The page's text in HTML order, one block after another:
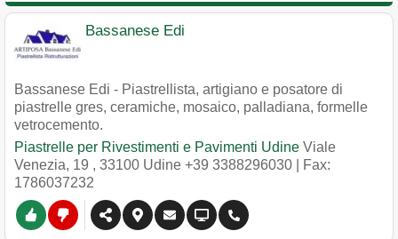
Bassanese Edi
Bassanese Edi - Piastrellista, artigiano e posatore di
piastrelle gres, ceramiche, mosaico, palladiana, formelle
vetrocemento.
Piastrelle per Rivestimenti e Pavimenti Udine Viale
Venezia, 19 , 33100 Udine +39 3388296030 | Fax:
1786037232